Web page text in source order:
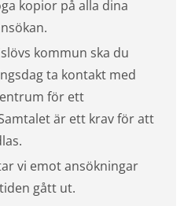
kopior på alla dina
kommun ska du
ta kontakt med
för ett
är ett krav för att
vi emot ansökningar
gått ut.